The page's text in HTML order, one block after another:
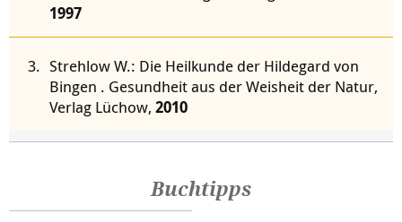
1997
Strehlow W.: Die Heilkunde der Hildegard von
Bingen . Gesundheit aus der Weisheit der Natur,
Verlag Lüchow, 2010
Buchtipps